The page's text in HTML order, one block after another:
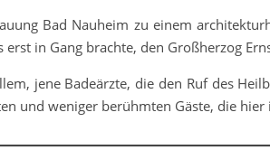
Bad Nauheim zu einem
in Gang brachte, den Großherzog
jene Badeärzte, die den Ruf des
und weniger berühmten Gäste, die